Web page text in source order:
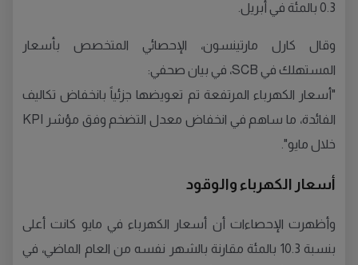
0.3 بالمئة في أبريل.
وقال كارل مارتينسون، الإحصائي المتخصص بأسعار
المستهلك في SCB، في بيان صحفي:
"أسعار الكهرباء المرتفعة تم تعويضها جزئياً بانخفاض تكاليف
الفائدة، ما ساهم في انخفاض معدل التضخم وفق مؤشر KPI
خلال مايو".
أسعار الكهرباء والوقود
وأظهرت الإحصاءات أن أسعار الكهرباء في مايو كانت أعلى
بنسبة 10.3 بالمئة مقارنة بالشهر نفسه من العام الماضي، في